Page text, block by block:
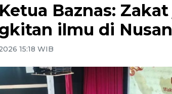
Baznas:
ilmu di
15:18 WIB